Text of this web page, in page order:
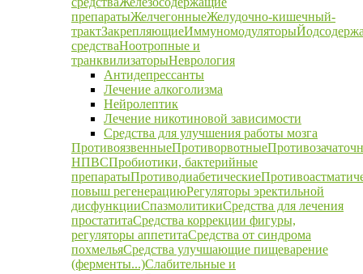
препаратыЖелчегонныеЖелудочно-кишечный-
трактЗакрепляющиеИммуномодуляторы
средстваНоотропные и
транквилизаторыНеврология
Антидепрессанты
Лечение алкоголизма
Нейролептик
Лечение никотиновой зависимости
Средства для улучшения работы мозга
ПротивоязвенныеПротиворвотные
НПВСПробиотики, бактерийные
препаратыПротиводиабетические
повыш регенерациюРегуляторы эректильной
дисфункцииСпазмолитикиСредства для лечения
простатитаСредства коррекции фигуры,
регуляторы аппетитаСредства от синдрома
похмельяСредства улучшающие пищеварение
(ферменты...)Слабительные и